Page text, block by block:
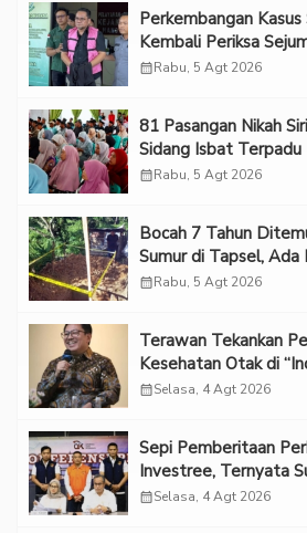
Perkembangan
Kembali Periksa
calendar_monthRabu, 5 Agt 2026
81 Pasangan Nikah
Sidang Isbat Terpadu
calendar_monthRabu, 5 Agt 2026
Bocah 7 Tahun
Sumur di Tapsel, Ada
calendar_monthRabu, 5 Agt 2026
Terawan Tekankan
Kesehatan Otak di
Forum 2026 UPN
calendar_monthSelasa, 4 Agt 2026
Sepi Pemberitaan
Investree, Ternyata
calendar_monthSelasa, 4 Agt 2026